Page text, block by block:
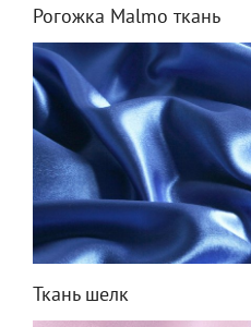
Рогожка Malmo ткань
Ткань шелк